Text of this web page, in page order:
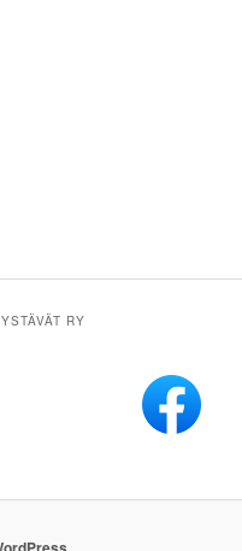
RY